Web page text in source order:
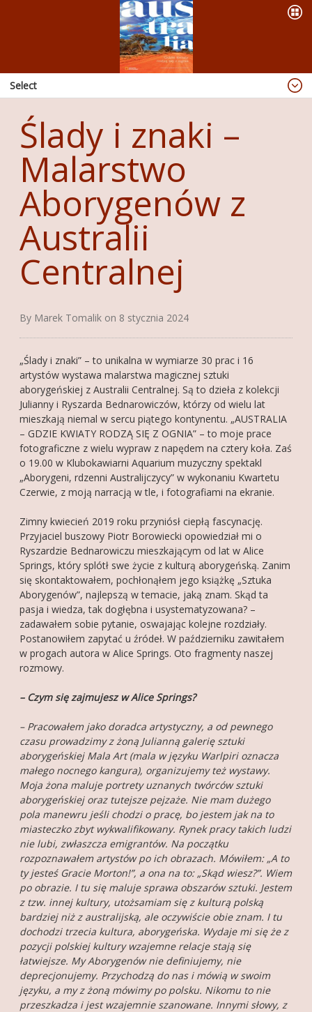
Select
Dzieje się
OFERTA
PREZENTACJE
WYPRAWY
KSIĄŻKI
ABORIGINAL ART
PUBLIKACJE
RADIO
FOTOGALERIA
O MNIE
KONTAKT
FRIENDS
Ślady i znaki –
Malarstwo
Aborygenów z
Australii
Centralnej
By Marek Tomalik on 8 stycznia 2024
„Ślady i znaki” – to unikalna w wymiarze 30 prac i 16
artystów wystawa malarstwa magicznej sztuki
aborygeńskiej z Australii Centralnej. Są to dzieła z kolekcji
Julianny i Ryszarda Bednarowiczów, którzy od wielu lat
mieszkają niemal w sercu piątego kontynentu. „AUSTRALIA
– GDZIE KWIATY RODZĄ SIĘ Z OGNIA” – to moje prace
fotograficzne z wielu wypraw z napędem na cztery koła. Zaś
o 19.00 w Klubokawiarni Aquarium muzyczny spektakl
„Aborygeni, rdzenni Australijczycy” w wykonaniu Kwartetu
Czerwie, z moją narracją w tle, i fotografiami na ekranie.
Zimny kwiecień 2019 roku przyniósł ciepłą fascynację.
Przyjaciel buszowy Piotr Borowiecki opowiedział mi o
Ryszardzie Bednarowiczu mieszkającym od lat w Alice
Springs, który splótł swe życie z kulturą aborygeńską. Zanim
się skontaktowałem, pochłonąłem jego książkę „Sztuka
Aborygenów”, najlepszą w temacie, jaką znam. Skąd ta
pasja i wiedza, tak dogłębna i usystematyzowana? –
zadawałem sobie pytanie, oswajając kolejne rozdziały.
Postanowiłem zapytać u źródeł. W październiku zawitałem
w progach autora w Alice Springs. Oto fragmenty naszej
rozmowy.
– Czym się zajmujesz w Alice Springs?
– Pracowałem jako doradca artystyczny, a od pewnego
czasu prowadzimy z żoną Julianną galerię sztuki
aborygeńskiej Mala Art (mala w języku Warlpiri oznacza
małego nocnego kangura), organizujemy też wystawy.
Moja żona maluje portrety uznanych twórców sztuki
aborygeńskiej oraz tutejsze pejzaże. Nie mam dużego
pola manewru jeśli chodzi o pracę, bo jestem jak na to
miasteczko zbyt wykwalifikowany. Rynek pracy takich ludzi
nie lubi, zwłaszcza emigrantów. Na początku
rozpoznawałem artystów po ich obrazach. Mówiłem: „A to
ty jesteś Gracie Morton!”, a ona na to: „Skąd wiesz?”. Wiem
po obrazie. I tu się maluje sprawa obszarów sztuki. Jestem
z tzw. innej kultury, utożsamiam się z kulturą polską
bardziej niż z australijską, ale oczywiście obie znam. I tu
dochodzi trzecia kultura, aborygeńska. Wydaje mi się że z
pozycji polskiej kultury wzajemne relacje stają się
łatwiejsze. My Aborygenów nie definiujemy, nie
deprecjonujemy. Przychodzą do nas i mówią w swoim
języku, a my z żoną mówimy po polsku. Nikomu to nie
przeszkadza i jest wzajemnie szanowane. Innymi słowy, z